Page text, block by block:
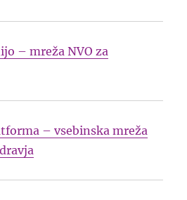
– mreža NVO za
– vsebinska mreža